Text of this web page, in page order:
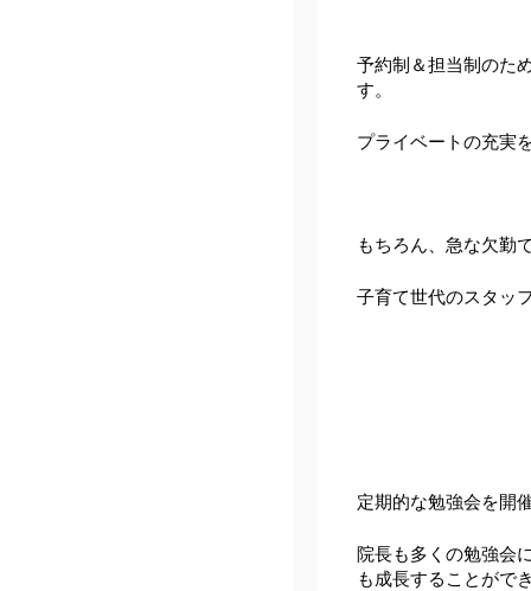
予約制＆担当制のた
す。
プライベートの充実
もちろん、急な欠勤
子育て世代のスタッ
定期的な勉強会を開
院長も多くの勉強会
も成長することがで